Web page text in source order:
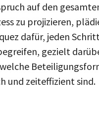
auf den
zu projizieren,
dafür, jeden
gezielt
und zeiteffizient sind.